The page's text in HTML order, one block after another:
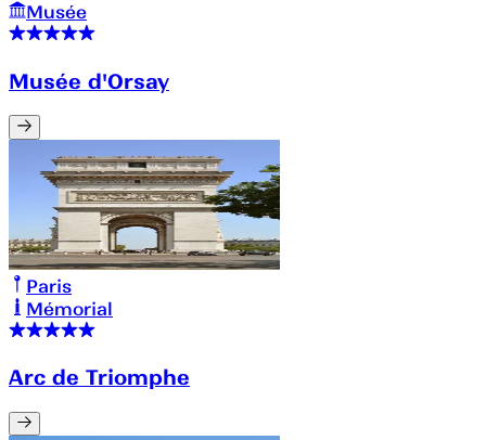
Musée
Musée d'Orsay
Paris
Mémorial
Arc de Triomphe